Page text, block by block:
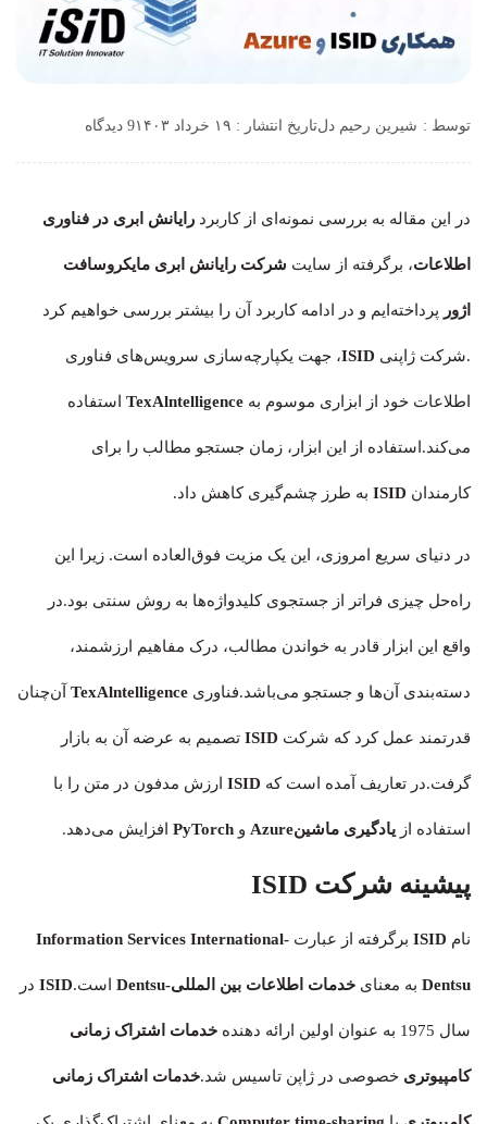
توسط : شیرین رحیم دلتاریخ انتشار : ۱۹ خرداد ۱۴۰۳ 9 دیدگاه
در این مقاله به بررسی نمونه‌ای از کاربرد رایانش ابری در فناوری
اطلاعات، برگرفته از سایت شرکت رایانش ابری مایکروسافت
اژور پرداخته‌ایم و در ادامه کاربرد آن را بیشتر بررسی خواهیم کرد
.شرکت ژاپنی ISID، جهت یکپارچه‌سازی سرویس‌های فناوری
اطلاعات خود از ابزاری موسوم به TexAlntelligence استفاده
می‌کند.استفاده از این ابزار، زمان جستجو مطالب را برای
کارمندان ISID به طرز چشم‌گیری کاهش داد.
در دنیای سریع امروزی، این یک مزیت فوق‌العاده است. زیرا این
راه‌حل چیزی فراتر از جستجوی کلیدواژه‌ها به روش سنتی بود.در
واقع این ابزار قادر به خواندن مطالب، درک مفاهیم ارزشمند،
دسته‌بندی آن‌ها و جستجو می‌باشد.فناوری TexAlntelligence آن‌چنان
قدرتمند عمل کرد که شرکت ISID تصمیم به عرضه آن به بازار
گرفت.در تعاریف آمده است که ISID ارزش مدفون در متن را با
استفاده از یادگیری ماشینAzure و PyTorch افزایش می‌دهد.
پیشینه شرکت ISID
نام ISID برگرفته از عبارت Information Services International-
Dentsu به معنای خدمات اطلاعات بین المللی-Dentsu است.ISID در
سال 1975 به عنوان اولین ارائه دهنده خدمات اشتراک زمانی
کامپیوتری خصوصی در ژاپن تاسیس شد.خدمات اشتراک زمانی